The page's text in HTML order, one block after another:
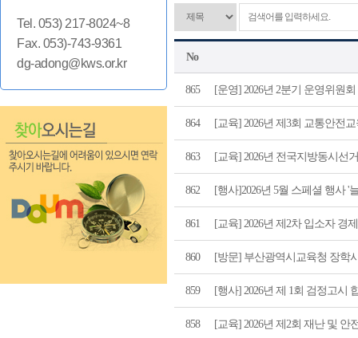
Tel. 053) 217-8024~8
Fax. 053)-743-9361
dg-adong@kws.or.kr
No
865 [운영] 2026년 2분기 운영위원
864 [교육] 2026년 제3회 교통안전
863 [교육] 2026년 전국지방동시선
862 [행사]2026년 5월 스페셜 행사 '
861 [교육] 2026년 제2차 입소자 경
860 [방문] 부산광역시교육청 장학
859 [행사] 2026년 제 1회 검정고시
858 [교육] 2026년 제2회 재난 및